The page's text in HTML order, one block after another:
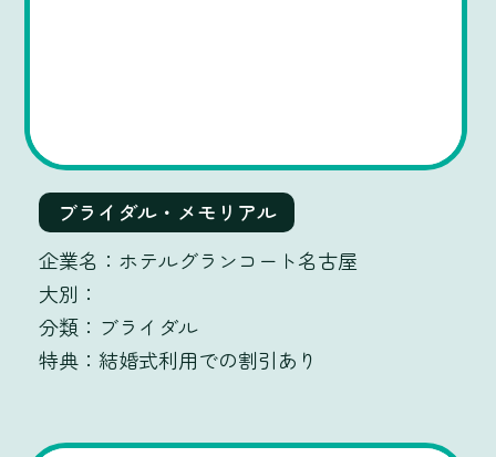
ブライダル・メモリアル
ホテルグランコート名古屋
ブライダル
結婚式利用での割引あり